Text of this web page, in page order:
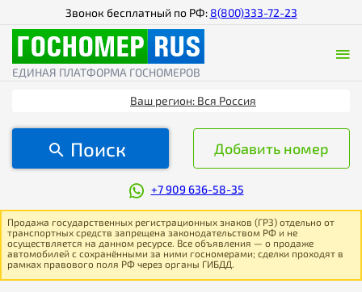
Звонок бесплатный по РФ: 8(800)333-72-23
ЕДИНАЯ ПЛАТФОРМА ГОСНОМЕРОВ
Ваш регион: Вся Россия
Поиск Добавить номер
+7 909 636-58-35
Продажа государственных регистрационных знаков (ГРЗ) отдельно от
транспортных средств запрещена законодательством РФ и не
осуществляется на данном ресурсе. Все объявления — о продаже
автомобилей с сохранёнными за ними госномерами; сделки проходят в
рамках правового поля РФ через органы ГИБДД.